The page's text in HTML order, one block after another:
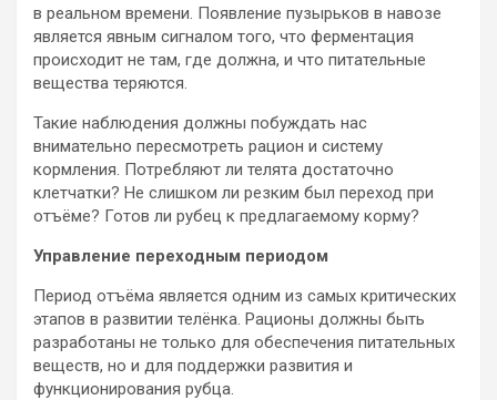
в реальном времени. Появление пузырьков в навозе
является явным сигналом того, что ферментация
происходит не там, где должна, и что питательные
вещества теряются.
Такие наблюдения должны побуждать нас
внимательно пересмотреть рацион и систему
кормления. Потребляют ли телята достаточно
клетчатки? Не слишком ли резким был переход при
отъёме? Готов ли рубец к предлагаемому корму?
Управление переходным периодом
Период отъёма является одним из самых критических
этапов в развитии телёнка. Рационы должны быть
разработаны не только для обеспечения питательных
веществ, но и для поддержки развития и
функционирования рубца.